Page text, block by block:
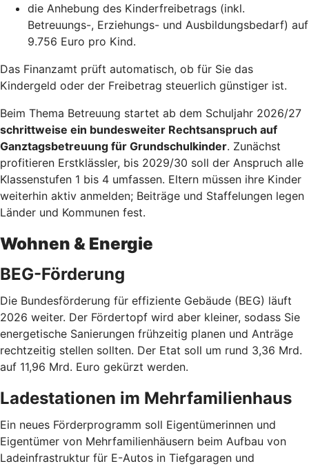
die Anhebung des Kinderfreibetrags (inkl.
Betreuungs-, Erziehungs- und Ausbildungsbedarf) auf
9.756 Euro pro Kind.
Das Finanzamt prüft automatisch, ob für Sie das
Kindergeld oder der Freibetrag steuerlich günstiger ist.
Beim Thema Betreuung startet ab dem Schuljahr 2026/27
schrittweise ein bundesweiter Rechtsanspruch auf
Ganztagsbetreuung für Grundschulkinder. Zunächst
profitieren Erstklässler, bis 2029/30 soll der Anspruch alle
Klassenstufen 1 bis 4 umfassen. Eltern müssen ihre Kinder
weiterhin aktiv anmelden; Beiträge und Staffelungen legen
Länder und Kommunen fest.
Wohnen & Energie
BEG-Förderung
Die Bundesförderung für effiziente Gebäude (BEG) läuft
2026 weiter. Der Fördertopf wird aber kleiner, sodass Sie
energetische Sanierungen frühzeitig planen und Anträge
rechtzeitig stellen sollten. Der Etat soll um rund 3,36 Mrd.
auf 11,96 Mrd. Euro gekürzt werden.
Ladestationen im Mehrfamilienhaus
Ein neues Förderprogramm soll Eigentümerinnen und
Eigentümer von Mehrfamilienhäusern beim Aufbau von
Ladeinfrastruktur für E-Autos in Tiefgaragen und